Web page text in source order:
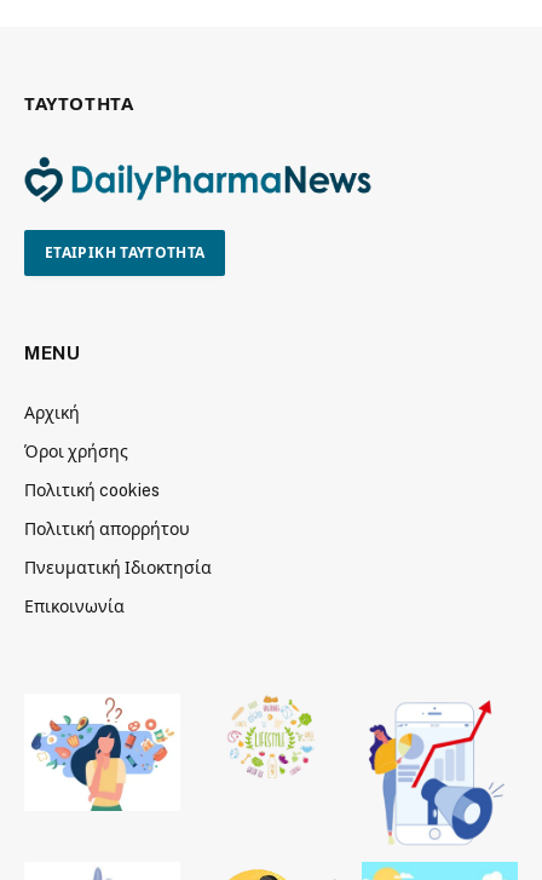
ΤΑΥΤΟΤΗΤΑ
ΕΤΑΙΡΙΚΗ ΤΑΥΤΟΤΗΤΑ
MENU
Αρχική
Όροι χρήσης
Πολιτική cookies
Πολιτική απορρήτου
Πνευματική Ιδιοκτησία
Επικοινωνία